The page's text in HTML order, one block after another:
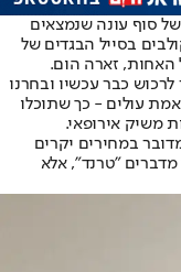
סוף עונה שנמצאים
בסייל הבגדים של
האחות, זארה הום.
כבר עכשיו ובחרנו
עולים - כך שתוכלו
משיק אירופאי.
במחירים יקרים
מדברים "טרנד", אלא